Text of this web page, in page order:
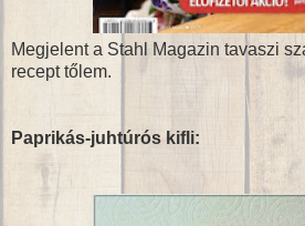
Megjelent a Stahl Magazin tavaszi
recept tőlem.
Paprikás-juhtúrós kifli: